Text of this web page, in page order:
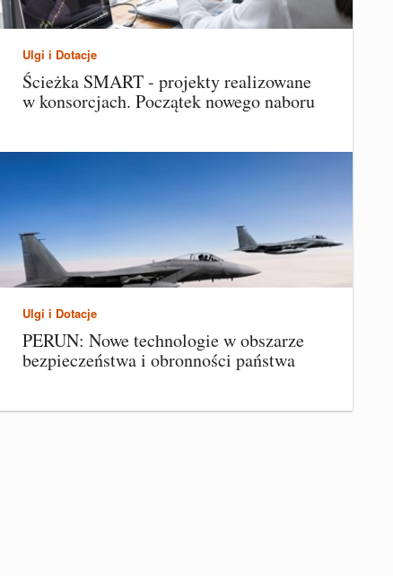
Ulgi i Dotacje
Ścieżka SMART - projekty realizowane
w konsorcjach. Początek nowego naboru
Ulgi i Dotacje
PERUN: Nowe technologie w obszarze
bezpieczeństwa i obronności państwa